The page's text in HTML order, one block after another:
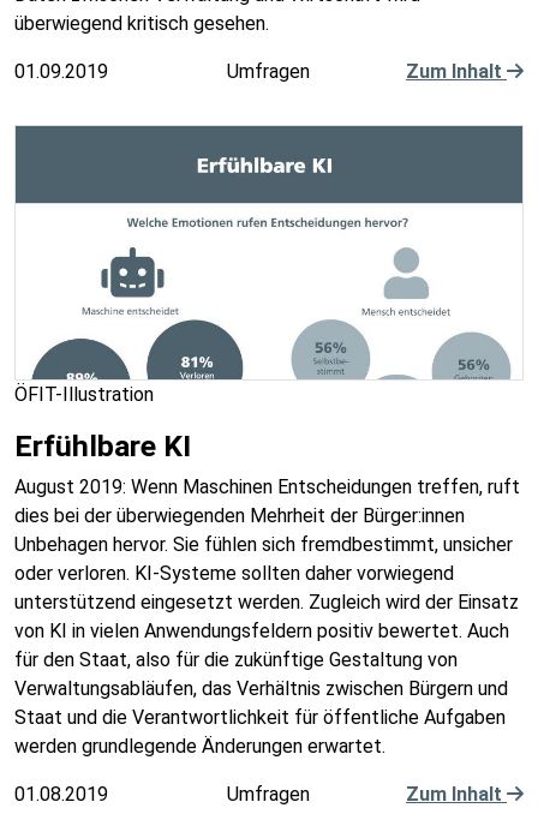
überwiegend kritisch gesehen.
01.09.2019 Umfragen Zum Inhalt
ÖFIT-Illustration
Erfühlbare KI
August 2019: Wenn Maschinen Entscheidungen treffen, ruft
dies bei der überwiegenden Mehrheit der Bürger:innen
Unbehagen hervor. Sie fühlen sich fremdbestimmt, unsicher
oder verloren. KI-Systeme sollten daher vorwiegend
unterstützend eingesetzt werden. Zugleich wird der Einsatz
von KI in vielen Anwendungsfeldern positiv bewertet. Auch
für den Staat, also für die zukünftige Gestaltung von
Verwaltungsabläufen, das Verhältnis zwischen Bürgern und
Staat und die Verantwortlichkeit für öffentliche Aufgaben
werden grundlegende Änderungen erwartet.
01.08.2019 Umfragen Zum Inhalt